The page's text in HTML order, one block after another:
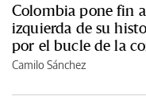
Colombia pone fin
izquierda de su
por el bucle de la
Camilo Sánchez